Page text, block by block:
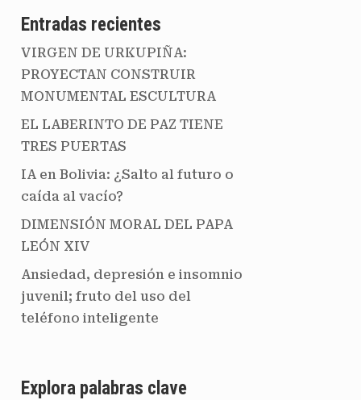
Entradas recientes
VIRGEN DE URKUPIÑA:
PROYECTAN CONSTRUIR
MONUMENTAL ESCULTURA
EL LABERINTO DE PAZ TIENE
TRES PUERTAS
IA en Bolivia: ¿Salto al futuro o
caída al vacío?
DIMENSIÓN MORAL DEL PAPA
LEÓN XIV
Ansiedad, depresión e insomnio
juvenil; fruto del uso del
teléfono inteligente
Explora palabras clave